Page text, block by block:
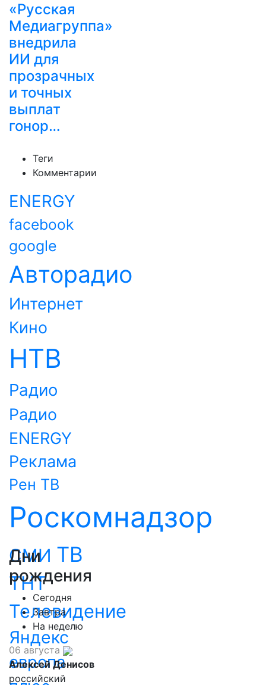
«Русская
Медиагруппа»
внедрила
ИИ для
прозрачных
и точных
выплат
гонор…
Теги
Комментарии
ENERGY
facebook
google
Авторадио
Интернет
Кино
НТВ
Радио
Радио
ENERGY
Реклама
Рен ТВ
Роскомнадзор
СМИ ТВ
ТНТ
Телевидение
Яндекс
европа
Дни
рождения
Сегодня
Завтра
На неделю
06 августа
Алексей Денисов
российский